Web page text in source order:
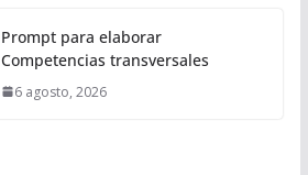
Prompt para elaborar
Competencias transversales
6 agosto, 2026